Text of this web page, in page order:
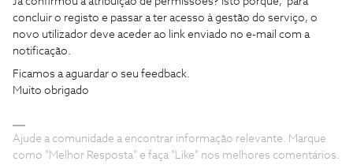
concluir o registo e passar a ter acesso à gestão do serviço, o
novo utilizador deve aceder ao link enviado no e-mail com a
notificação.
Ficamos a aguardar o seu feedback.
Muito obrigado
Ajude a comunidade a encontrar informação relevante. Marque
como "Melhor Resposta" e faça "Like" nos melhores comentários.